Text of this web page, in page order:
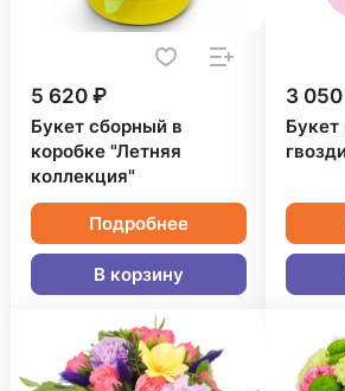
5 620 ₽
Букет сборный в
коробке "Летняя
коллекция"
Подробнее
В корзину
3
Букет